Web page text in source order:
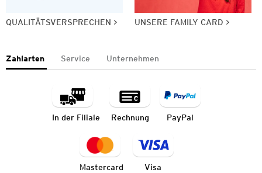
QUALITÄTSVERSPRECHEN UNSERE FAMILY CARD
Zahlarten Service Unternehmen
In der Filiale Rechnung PayPal
Mastercard Visa